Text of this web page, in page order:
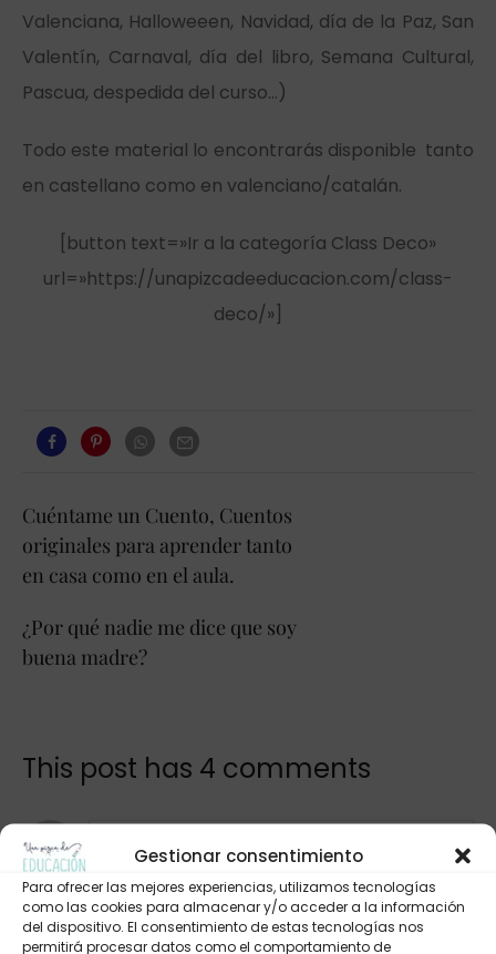
Gestionar consentimiento
Para ofrecer las mejores experiencias, utilizamos tecnologías
como las cookies para almacenar y/o acceder a la información
del dispositivo. El consentimiento de estas tecnologías nos
permitirá procesar datos como el comportamiento de
Valenciana, Halloweeen, Navidad, día de la Paz, San
Valentín, Carnaval, día del libro, Semana Cultural,
Pascua, despedida del curso…)
Todo este material lo encontrarás disponible tanto
en castellano como en valenciano/catalán.
[button text=»Ir a la categoría Class Deco»
url=»https://unapizcadeeducacion.com/class-
deco/»]
Cuéntame un Cuento, Cuentos
originales para aprender tanto
en casa como en el aula.
¿Por qué nadie me dice que soy
buena madre?
This post has 4 comments
Alicia 5 May 2017
Hola, me encanta todo!! He intentado entrar
en ideas para la decoración del aula y no se
puede me vuelve a enviar a la entrada